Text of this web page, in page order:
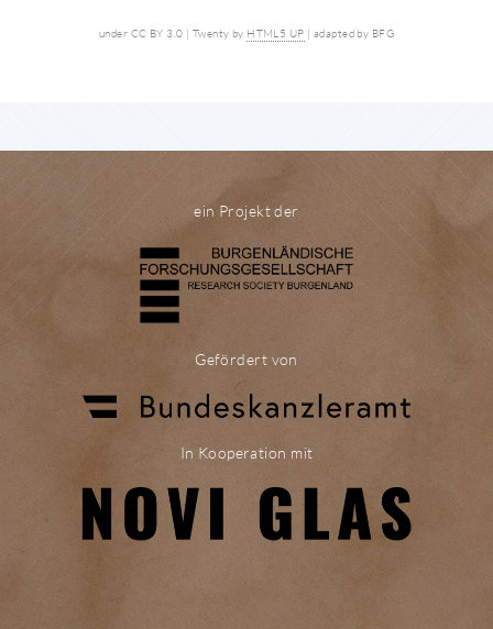
under CC BY 3.0 | Twenty by HTML5 UP | adapted by BFG
ein Projekt der
Gefördert von
In Kooperation mit